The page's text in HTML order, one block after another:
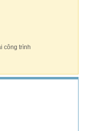
công trình